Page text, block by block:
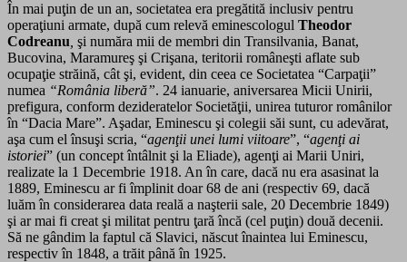
În mai puţin de un an, societatea era pregătită inclusiv pentru
operaţiuni armate, după cum relevă eminescologul Theodor
Codreanu şi număra mii de membri din Transilvania, Banat,
Bucovina, Maramureş şi Crişana, teritorii româneşti aflate sub
ocupaţie străină, cât şi, evident, din ceea ce Societatea “Carpaţii”
numea “România liberă”. 24 ianuarie, aniversarea Micii Unirii,
prefigura, conform dezideratelor Societăţii, unirea tuturor românilor
în “Dacia Mare”. Aşadar, Eminescu şi colegii săi sunt, cu adevărat,
aşa cum el însuşi scria, “agenţii unei lumi viitoare”, “agenţi ai
istoriei” (un concept întâlnit şi la Eliade), agenţi ai Marii Uniri,
realizate la 1 Decembrie 1918. An în care, dacă nu era asasinat la
1889, Eminescu ar fi împlinit doar68 de ani (respectiv 69, dacă
luăm în considerarea data reală a naşterii sale, 20 Decembrie 1849)
şi ar mai fi creat şi militat pentru ţară încă (cel puţin) două decenii.
Să ne gândim la faptul că Slavici, născut înaintea lui Eminescu,
respectiv în 1848, a trăit până în 1925.